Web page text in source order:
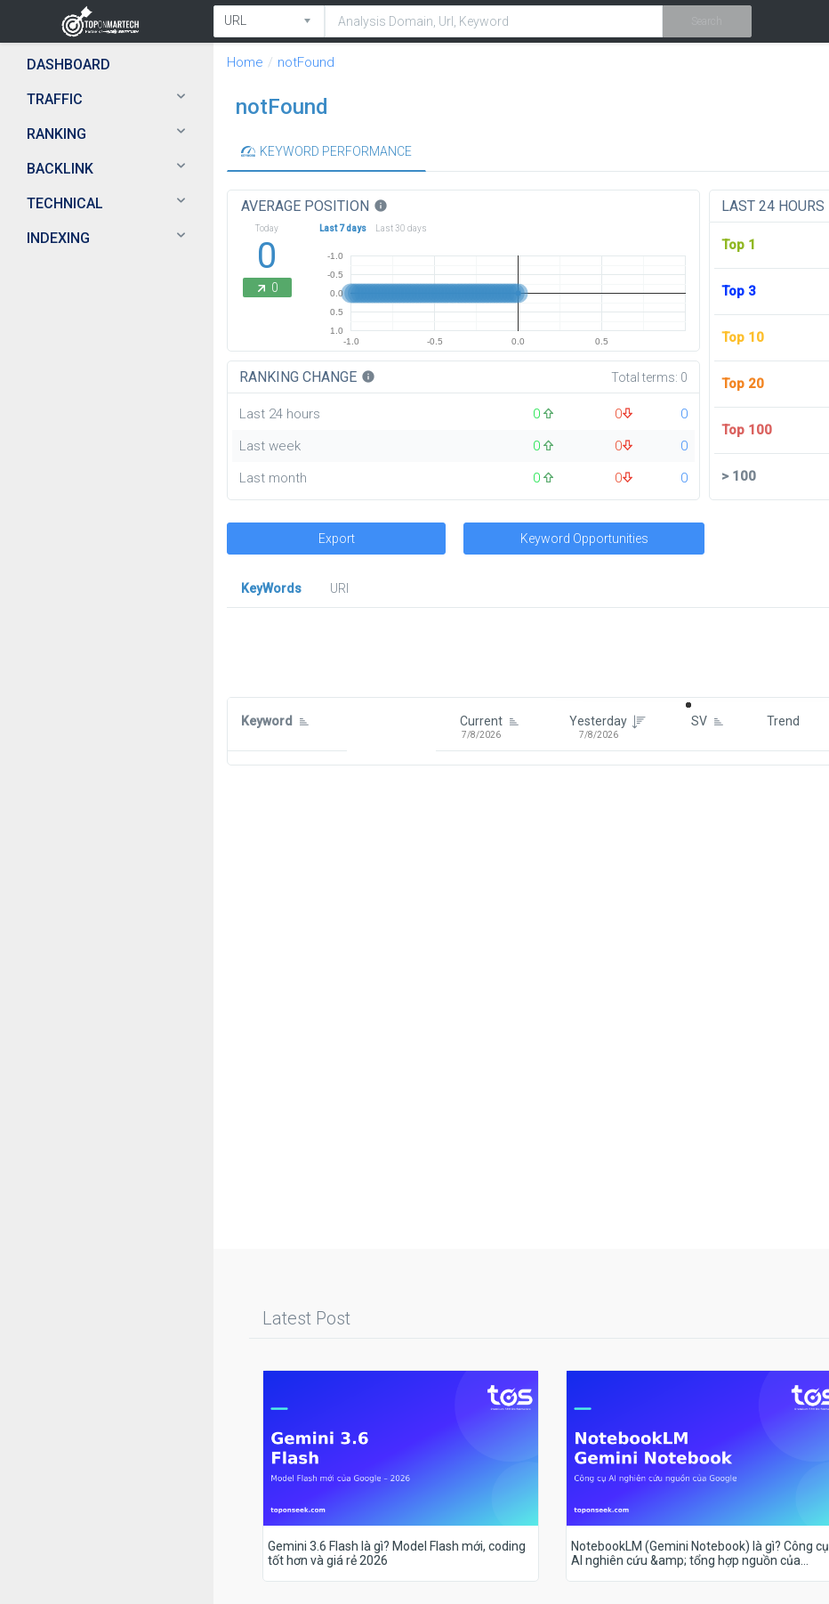
DASHBOARD
TRAFFIC
RANKING
BACKLINK
TECHNICAL
INDEXING
Home notFound
notFound
KEYWORD PERFORMANCE
AVERAGE POSITION info
Today
0
0
Last 7 days Last 30 days
-1.0 -0.5 0.0 0.5
-1.0
-0.5
0.0
0.5
1.0
RANKING CHANGE info Total terms: 0
Last 24 hours 0 0
0
Last week
0 0
0
Last month
0 0 0
LAST 24 HOURS
Top 1
Top 3
Top 10
Top 20
Top 100
>100
Export Keyword Opportunities
KeyWords
URl
Keyword Current
7/8/2026
Yesterday
7/8/2026
SV Trend
Latest Post
Gemini 3.6 Flash là gì? Model Flash mới, coding
tốt hơn và giá rẻ 2026
NotebookLM (Gemini Notebook) là gì? Công cụ
AI nghiên cứu &amp; tổng hợp nguồn của